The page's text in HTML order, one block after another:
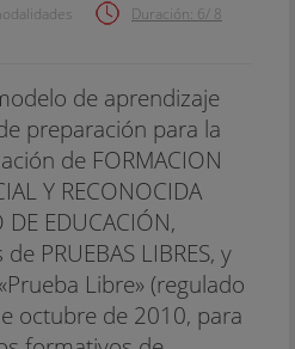
Duración: 6/ 8
de aprendizaje
preparación para la
de FORMACION
Y RECONOCIDA
DE EDUCACIÓN,
PRUEBAS LIBRES, y
Libre» (regulado
octubre de 2010, para